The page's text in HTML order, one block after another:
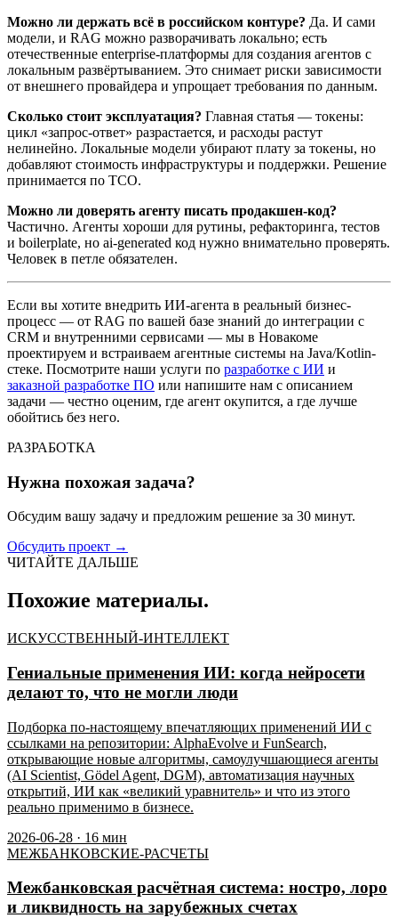
Можно ли держать всё в российском контуре? Да. И сами
модели, и RAG можно разворачивать локально; есть
отечественные enterprise-платформы для создания агентов с
локальным развёртыванием. Это снимает риски зависимости
от внешнего провайдера и упрощает требования по данным.
Сколько стоит эксплуатация? Главная статья — токены:
цикл «запрос-ответ» разрастается, и расходы растут
нелинейно. Локальные модели убирают плату за токены, но
добавляют стоимость инфраструктуры и поддержки. Решение
принимается по TCO.
Можно ли доверять агенту писать продакшен-код?
Частично. Агенты хороши для рутины, рефакторинга, тестов
и boilerplate, но ai-generated код нужно внимательно проверять.
Человек в петле обязателен.
Если вы хотите внедрить ИИ-агента в реальный бизнес-
процесс — от RAG по вашей базе знаний до интеграции с
CRM и внутренними сервисами — мы в Новакоме
проектируем и встраиваем агентные системы на Java/Kotlin-
стеке. Посмотрите наши услуги по разработке с ИИ и
заказной разработке ПО или напишите нам с описанием
задачи — честно оценим, где агент окупится, а где лучше
обойтись без него.
РАЗРАБОТКА
Нужна похожая задача?
Обсудим вашу задачу и предложим решение за 30 минут.
Обсудить проект →
ЧИТАЙТЕ ДАЛЬШЕ
Похожие материалы.
ИСКУССТВЕННЫЙ-ИНТЕЛЛЕКТ
Гениальные применения ИИ: когда нейросети
делают то, что не могли люди
Подборка по-настоящему впечатляющих применений ИИ с
ссылками на репозитории: AlphaEvolve и FunSearch,
открывающие новые алгоритмы, самоулучшающиеся агенты
(AI Scientist, Gödel Agent, DGM), автоматизация научных
открытий, ИИ как «великий уравнитель» и что из этого
реально применимо в бизнесе.
2026-06-28 · 16 мин
МЕЖБАНКОВСКИЕ-РАСЧЕТЫ
Межбанковская расчётная система: ностро, лоро
и ликвидность на зарубежных счетах